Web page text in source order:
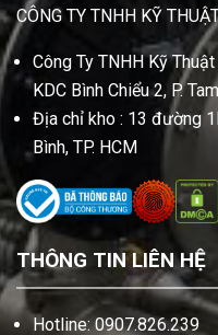
CÔNG TY TNHH KỸ
Công Ty TNHH Kỹ
KDC Bình Chiểu 2, P.
Địa chỉ kho : 13 đường
Bình, TP. HCM
THÔNG TIN LIÊN HỆ
Hotline: 0907.826.239